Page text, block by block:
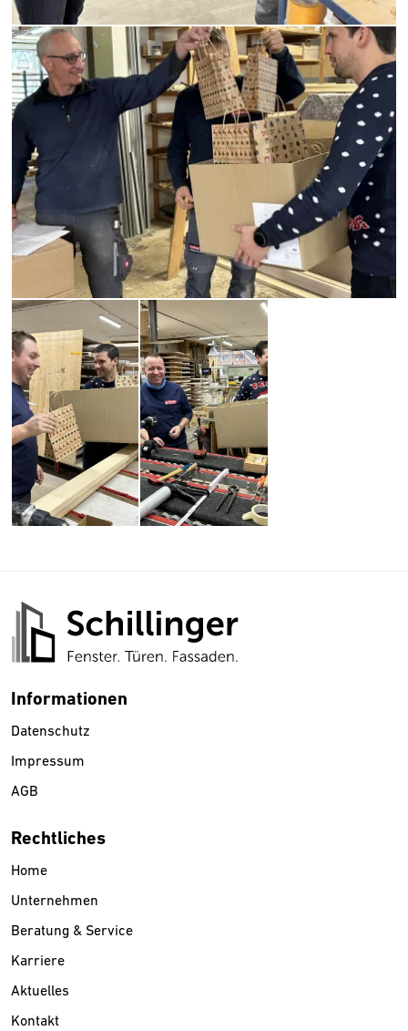
Informationen
Datenschutz
Impressum
AGB
Rechtliches
Home
Unternehmen
Beratung & Service
Karriere
Aktuelles
Kontakt